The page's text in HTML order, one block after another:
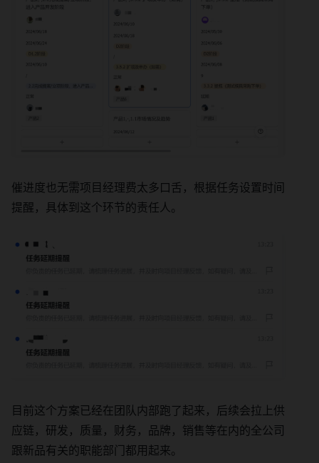
催进度也无需项目经理费太多口舌，根据任务设置时间
提醒，具体到这个环节的责任人。
目前这个方案已经在团队内部跑了起来，后续会拉上供
应链，研发，质量，财务，品牌，销售等在内的全公司
跟新品有关的职能部门都用起来。